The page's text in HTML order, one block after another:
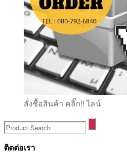
สั่งชื้อสินค้า คลิ๊ก!! ไลน์
ติดต่อเรา